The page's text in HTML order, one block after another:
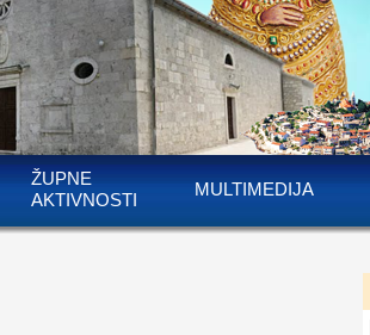
ŽUPNE
AKTIVNOSTI
MULTIMEDIJA